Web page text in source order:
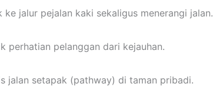
jalur pejalan kaki sekaligus menerangi jalan.
perhatian pelanggan dari kejauhan.
jalan setapak (pathway) di taman pribadi.